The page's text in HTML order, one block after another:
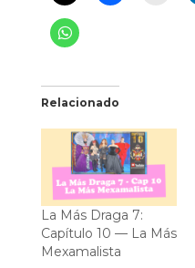
Relacionado
La Más Draga 7:
Capítulo 10 — La Más
Mexamalista